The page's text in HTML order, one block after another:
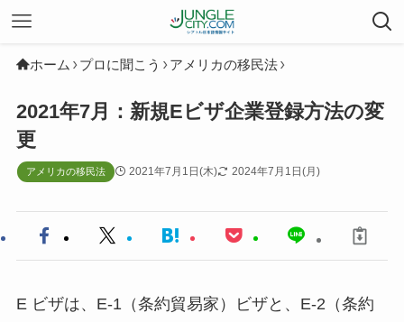
ホーム プロに聞こう アメリカの移民法
2021年7月：新規Eビザ企業登録方法の変
更
アメリカの移民法 2021年7月1日(木) 2024年7月1日(月)
E ビザは、E-1（条約貿易家）ビザと、E-2（条約